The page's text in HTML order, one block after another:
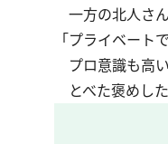
一方の北人さ
「プライベート
プロ意識も高
とべた褒めした